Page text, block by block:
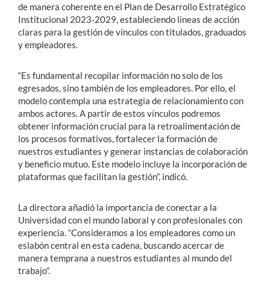
de manera coherente en el Plan de Desarrollo Estratégico
Institucional 2023-2029, estableciendo líneas de acción
claras para la gestión de vínculos con titulados, graduados
y empleadores.
“Es fundamental recopilar información no solo de los
egresados, sino también de los empleadores. Por ello, el
modelo contempla una estrategia de relacionamiento con
ambos actores. A partir de estos vínculos podremos
obtener información crucial para la retroalimentación de
los procesos formativos, fortalecer la formación de
nuestros estudiantes y generar instancias de colaboración
y beneficio mutuo. Este modelo incluye la incorporación de
plataformas que facilitan la gestión”, indicó.
La directora añadió la importancia de conectar a la
Universidad con el mundo laboral y con profesionales con
experiencia. “Consideramos a los empleadores como un
eslabón central en esta cadena, buscando acercar de
manera temprana a nuestros estudiantes al mundo del
trabajo”.